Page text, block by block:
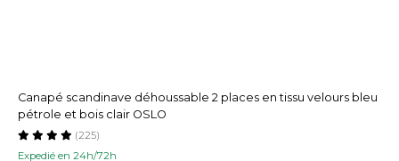
Canapé scandinave déhoussable 2 places en tissu velours bleu
pétrole et bois clair OSLO
Expedié en 24h/72h
(225)